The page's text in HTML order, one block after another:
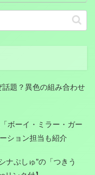
話題？異色の組み合わせ
ボーイ・ミラー・ガー
ション担当も紹介
ナぷしゅ”の「つきう